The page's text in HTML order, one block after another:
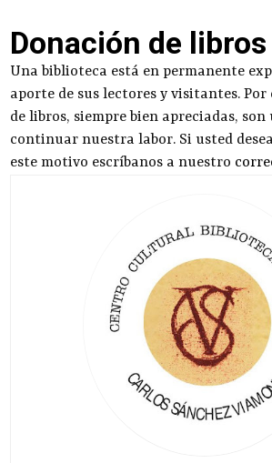
Donación de libros
Una biblioteca está en permanente
aporte de sus lectores y visitantes. Por
de libros, siempre bien apreciadas,
continuar nuestra labor. Si usted
este motivo escríbanos a nuestro